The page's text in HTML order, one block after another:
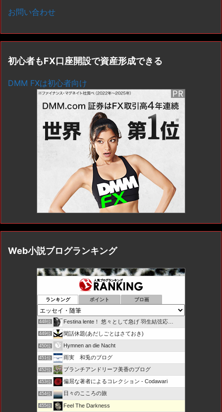
お問い合わせ
初心者もFX口座開設で資産形成できる
DMM FXは初心者向け
Web小説ブログランキング
ランキング ポイント ブロ画
448位 Festina lente！ 悠々として急げ 羽生結弦応…
449位 閑話休題(あだしごとはさておき)
450位 Hymnen an die Nacht
451位 雨実 和兎のブログ
452位 ブランチアンドリーフ美香のブログ
453位 偏屈な著者によるコレクション - Codawari
454位 日々のこころの旅
455位 Feel The Darkness